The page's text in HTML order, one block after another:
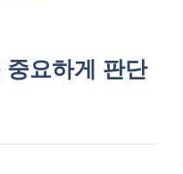
요하게 판단